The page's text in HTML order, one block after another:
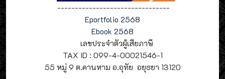
--------------------------------
Eportfolio 2568
Ebook 2568
เลขประจำตัวผู้เสียภาษี
TAX ID : 099-4-00021546-1
55 หมู่ 9 ต.คานหาม อ.อุทัย อยุธยา 13120